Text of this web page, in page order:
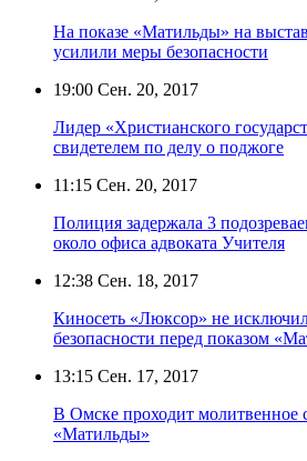
На показе «Матильды» на
усилили меры безопасности
19:00 Сен. 20, 2017
Лидер «Христианского
свидетелем по делу о поджоге
11:15 Сен. 20, 2017
Полиция задержала 3
около офиса адвоката Учителя
12:38 Сен. 18, 2017
Киносеть «Люксор» не
безопасности перед показом
13:15 Сен. 17, 2017
В Омске проходит молитвенное
«Матильды»